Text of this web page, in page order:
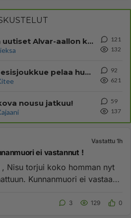
Lieksa oli Yleisradion uutiset Alvar-aallon kylä myynnissä?
121
132
Kiteen Pallon superpesisjoukkue pelaa huumeiden vaikutuksen alaisena
92
621
nousu jatkuu!
59
137
Vastattu 1h
torjui ja kunnanmuori ei vastannut !
nyt
Kunnanmuori ei vastaa
3 129 0